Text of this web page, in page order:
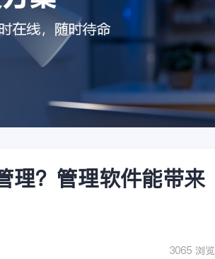
理？管理软件能带来
3065 浏览